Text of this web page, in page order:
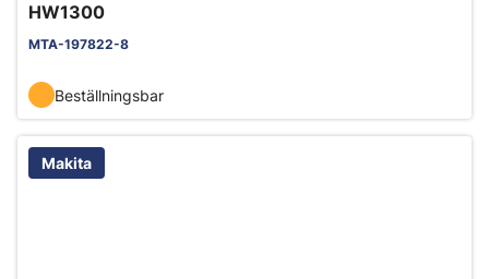
HW1300
MTA-197822-8
Beställningsbar
Makita